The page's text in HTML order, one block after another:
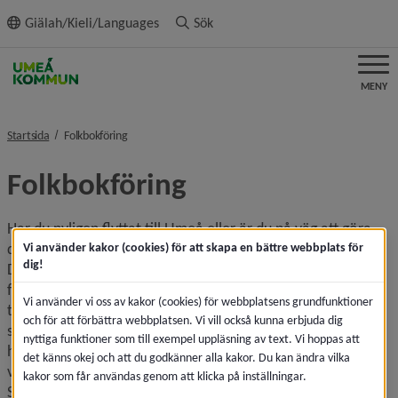
innehållet
Giälah/Kieli/Languages Sök
MENY
Startsida Folkbokföringnivå i brödsmulenavigeringen
Folkbokföring
Har du nyligen flyttat till Umeå eller är du på väg att göra
det? Kanske för studier, arbete eller av något annat skäl?
Då ska du också folkbokföra dig i Umeå.Att vara
folkbokförd där du bor har många fördelar. Du får din post
till rätt adress, du har möjlighet att söka bostadsbidrag, kan
söka stipendier i kommunen och skaffa dig en
hemförsäkring. Söker du vård ska du i första hand också
vända dig till din hemkommun, där du är folkbokförd.
Skatteverket hanterar folkbokföring i Sverige, inte
Vi använder kakor (cookies) för att skapa en bättre webbplats för
dig!
Vi använder vi oss av kakor (cookies) för webbplatsens grundfunktioner
och för att förbättra webbplatsen. Vi vill också kunna erbjuda dig
nyttiga funktioner som till exempel uppläsning av text. Vi hoppas att
det känns okej och att du godkänner alla kakor. Du kan ändra vilka
kakor som får användas genom att klicka på inställningar.